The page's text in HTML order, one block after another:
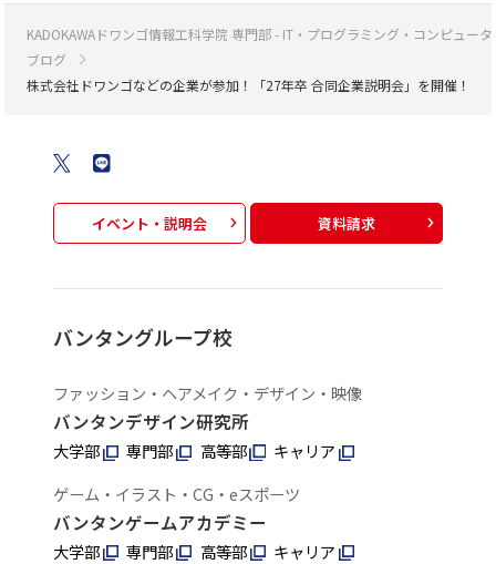
KADOKAWAドワンゴ情報工科学院 専門部 - IT・プログラミング・コンピュー
ブログ
株式会社ドワンゴなどの企業が参加！「27年卒 合同企業説明会」を開催！
イベント・説明会 資料請求
バンタングループ校
ファッション・ヘアメイク・デザイン・映像
バンタンデザイン研究所
大学部 専門部 高等部
キャリア
ゲーム・イラスト・CG・eスポーツ
バンタンゲームアカデミー
大学部 専門部 高等部
キャリア